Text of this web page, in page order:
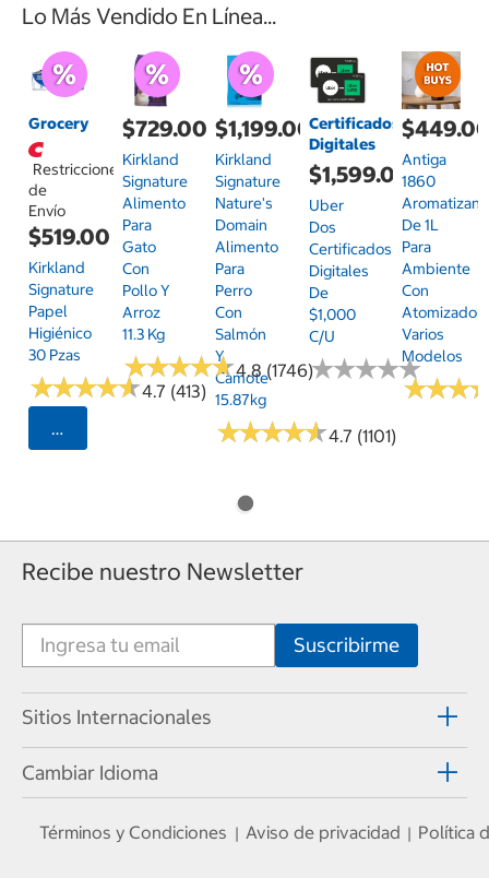
Lo Más Vendido En Línea...
Grocery
Restricciones
de
Envío
$519.00
Kirkland
Signature
Papel
Higiénico
30 Pzas
★★★★★
★★★★★4.7 (413)
Seleccionar Código Postal
$729.00
Kirkland
Signature
Alimento
Para
Gato
Con
Pollo Y
Arroz
11.3 Kg
★★★★★
★★★★★4.8 (1746)
$1,199.00
Kirkland
Signature
Nature's
Domain
Alimento
Para
Perro
Con
Salmón
Y
Camote
15.87kg
★★★★★
★★★★★4.7 (1101)
Certificados
Digitales
$1,599.00
Uber
Dos
Certificados
Digitales
De
$1,000
C/u
★★★★★
★★★★★
Antiga
1860
De 1L
Para
Ambiente
Con
Atomizador,
Varios
Modelos
★★★
★★★
Recibe nuestro Newsletter
Sitios Internacionales
Cambiar Idioma
Términos y Condiciones | Aviso de privacidad | Política